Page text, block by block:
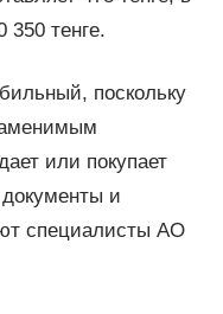
тенге.
поскольку
или покупает
и
специалисты АО